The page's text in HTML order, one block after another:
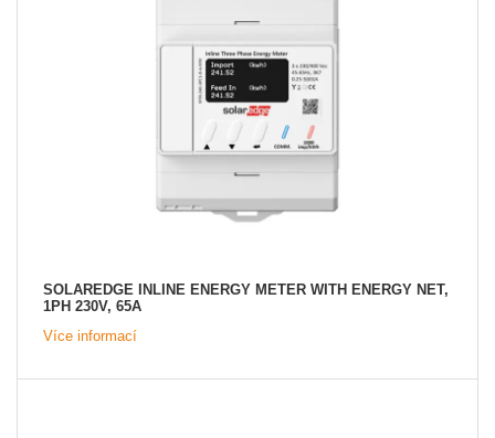
SOLAREDGE INLINE ENERGY METER WITH ENERGY NET,
1PH 230V, 65A
Více informací